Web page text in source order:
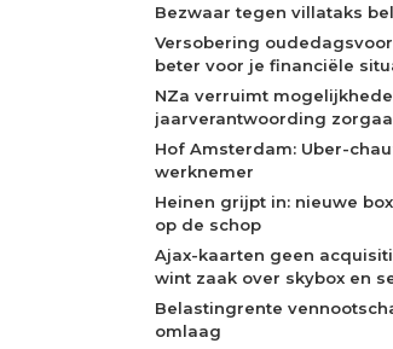
Bezwaar tegen villataks
Versobering
beter voor je financiële
NZa verruimt
jaarverantwoording
Hof Amsterdam: Uber-
werknemer
Heinen grijpt in: nieuwe
op de schop
Ajax-kaarten geen
wint zaak over skybox en
Belastingrente
omlaag